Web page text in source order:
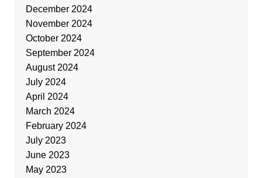
December 2024
November 2024
October 2024
September 2024
August 2024
July 2024
April 2024
March 2024
February 2024
July 2023
June 2023
May 2023